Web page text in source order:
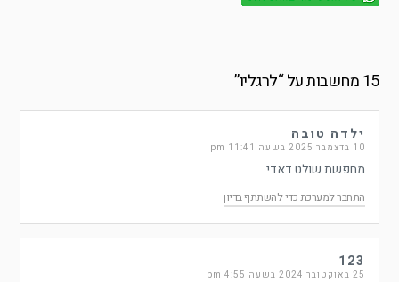
15 מחשבות על “ לרגליו”
ילדה טובה
10 בדצמבר 2025 בשעה 11:41 pm
מחפשת שולט דאדי
התחבר למערכת כדי להשתתף בדיון
123
25 באוקטובר 2024 בשעה 4:55 pm